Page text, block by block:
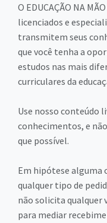
O EDUCAÇÃO NA
licenciados e
transmitem seus
que você tenha a
estudos nas mais
curriculares da
Use nosso conteúdo
conhecimentos, e
que possível.
Em hipótese alguma
qualquer tipo de
não solicita qualquer
para mediar